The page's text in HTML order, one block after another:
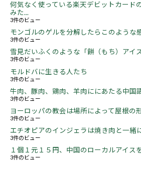
何気なく使っている楽天デビットカード
みた...
3件のビュー
モンゴルのゲルを分解したらこのような
3件のビュー
雪見だいふくのような「餅（もち）アイ
3件のビュー
モルドバに生きる人たち
3件のビュー
牛肉、豚肉、鶏肉、羊肉ににあたる中国
3件のビュー
ヨーロッパの教会は場所によって屋根の
3件のビュー
エチオピアのインジェラは焼き肉と一緒
3件のビュー
１個１元１５円、中国のローカルアイス
3件のビュー